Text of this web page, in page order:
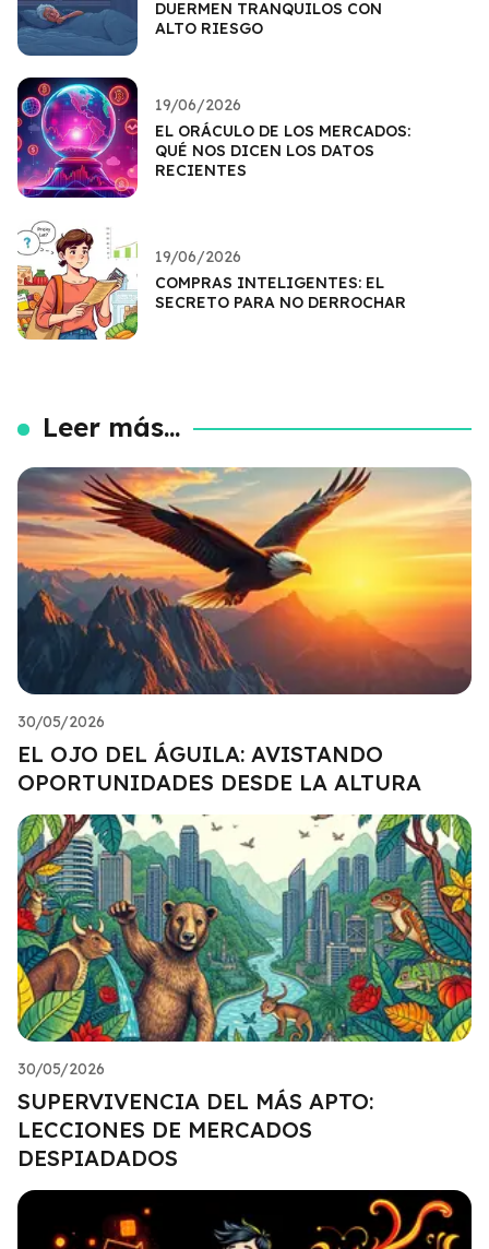
DUERMEN TRANQUILOS CON
ALTO RIESGO
19/06/2026
EL ORÁCULO DE LOS MERCADOS:
QUÉ NOS DICEN LOS DATOS
RECIENTES
19/06/2026
COMPRAS INTELIGENTES: EL
SECRETO PARA NO DERROCHAR
Leer más...
30/05/2026
EL OJO DEL ÁGUILA: AVISTANDO
OPORTUNIDADES DESDE LA ALTURA
30/05/2026
SUPERVIVENCIA DEL MÁS APTO:
LECCIONES DE MERCADOS
DESPIADADOS